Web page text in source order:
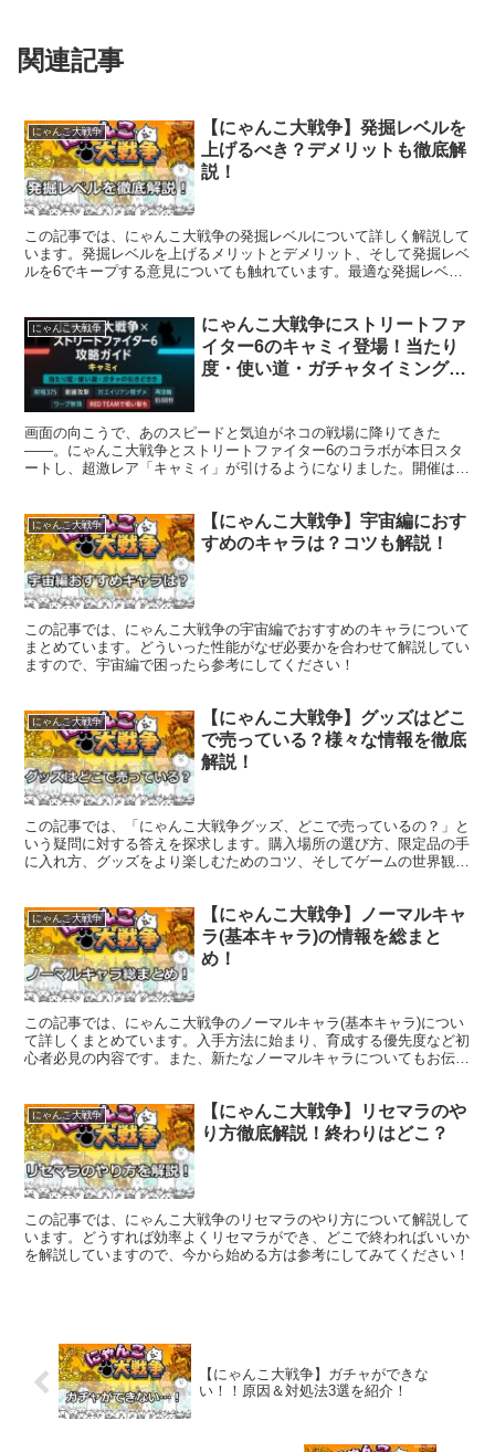
関連記事
にゃんこ大戦争
【にゃんこ大戦争】発掘レベルを
上げるべき？デメリットも徹底解
説！
この記事では、にゃんこ大戦争の発掘レベルについて詳しく解説して
います。発掘レベルを上げるメリットとデメリット、そして発掘レベ
ルを6でキープする意見についても触れています。最適な発掘レベル
にゃんこ大戦争
にゃんこ大戦争にストリートファ
イター6のキャミィ登場！当たり
度・使い道・ガチャタイミング完
画面の向こうで、あのスピードと気迫がネコの戦場に降りてきた
――。にゃんこ大戦争とストリートファイター6のコラボが本日スタ
ートし、超激レア「キャミィ」が引けるようになりました。開催は
にゃんこ大戦争
【にゃんこ大戦争】宇宙編におす
すめのキャラは？コツも解説！
この記事では、にゃんこ大戦争の宇宙編でおすすめのキャラについて
まとめています。どういった性能がなぜ必要かを合わせて解説してい
ますので、宇宙編で困ったら参考にしてください！
にゃんこ大戦争
【にゃんこ大戦争】グッズはどこ
で売っている？様々な情報を徹底
解説！
この記事では、「にゃんこ大戦争グッズ、どこで売っているの？」と
いう疑問に対する答えを探求します。購入場所の選び方、限定品の手
に入れ方、グッズをより楽しむためのコツ、そしてゲームの世界観と
う。
にゃんこ大戦争
【にゃんこ大戦争】ノーマルキャ
ラ(基本キャラ)の情報を総まと
め！
この記事では、にゃんこ大戦争のノーマルキャラ(基本キャラ)につい
て詳しくまとめています。入手方法に始まり、育成する優先度など初
心者必見の内容です。また、新たなノーマルキャラについてもお伝え
にゃんこ大戦争
【にゃんこ大戦争】リセマラのや
り方徹底解説！終わりはどこ？
この記事では、にゃんこ大戦争のリセマラのやり方について解説して
います。どうすれば効率よくリセマラができ、どこで終わればいいか
を解説していますので、今から始める方は参考にしてみてください！
【にゃんこ大戦争】ガチャができな
い！！原因＆対処法3選を紹介！